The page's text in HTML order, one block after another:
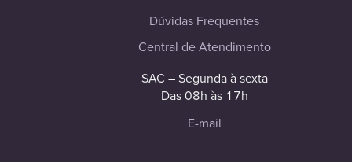
Dúvidas Frequentes
Central de Atendimento
SAC – Segunda à sexta
Das 08h às 17h
E-mail